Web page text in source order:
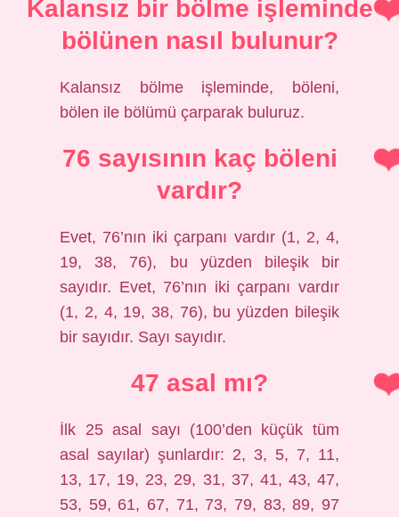
Kalansız bir bölme işleminde
bölünen nasıl bulunur?
Kalansız bölme işleminde, böleni,
bölen ile bölümü çarparak buluruz.
76 sayısının kaç böleni
vardır?
Evet, 76’nın iki çarpanı vardır (1, 2, 4,
19, 38, 76), bu yüzden bileşik bir
sayıdır. Evet, 76’nın iki çarpanı vardır
(1, 2, 4, 19, 38, 76), bu yüzden bileşik
bir sayıdır. Sayı sayıdır.
47 asal mı?
İlk 25 asal sayı (100’den küçük tüm
asal sayılar) şunlardır: 2, 3, 5, 7, 11,
13, 17, 19, 23, 29, 31, 37, 41, 43, 47,
53, 59, 61, 67, 71, 73, 79, 83, 89, 97